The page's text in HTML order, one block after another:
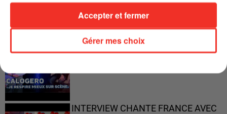
"JE RESPIRE MIEUX SUR SCÈNE" -
CALOGERO
INTERVIEW CHANTE FRANCE AVEC
Gérer mes choix
Accepter et fermer